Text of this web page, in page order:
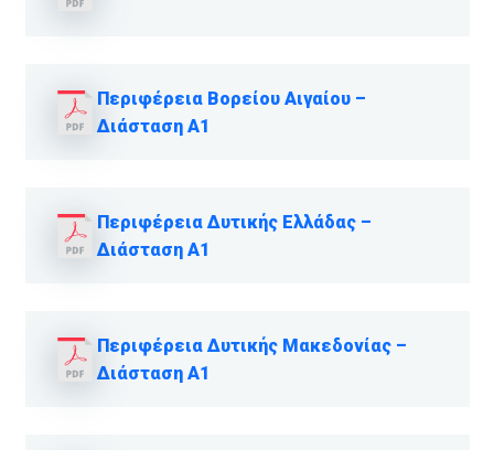
Περιφέρεια Βορείου Αιγαίου –
Διάσταση Α1
Περιφέρεια Δυτικής Ελλάδας –
Διάσταση Α1
Περιφέρεια Δυτικής Μακεδονίας –
Διάσταση Α1